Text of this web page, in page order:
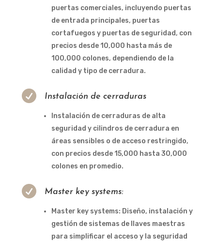
puertas comerciales, incluyendo puertas
de entrada principales, puertas
cortafuegos y puertas de seguridad, con
precios desde 10,000 hasta más de
100,000 colones, dependiendo de la
calidad y tipo de cerradura.
 Instalación de cerraduras
Instalación de cerraduras de alta
seguridad y cilindros de cerradura en
áreas sensibles o de acceso restringido,
con precios desde 15,000 hasta 30,000
colones en promedio.
 Master key systems:
Master key systems: Diseño, instalación y
gestión de sistemas de llaves maestras
para simplificar el acceso y la seguridad